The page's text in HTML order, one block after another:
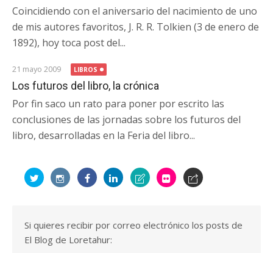
Coincidiendo con el aniversario del nacimiento de uno
de mis autores favoritos, J. R. R. Tolkien (3 de enero de
1892), hoy toca post del...
21 mayo 2009 LIBROS
Los futuros del libro, la crónica
Por fin saco un rato para poner por escrito las
conclusiones de las jornadas sobre los futuros del
libro, desarrolladas en la Feria del libro...
Si quieres recibir por correo electrónico los posts de
El Blog de Loretahur: